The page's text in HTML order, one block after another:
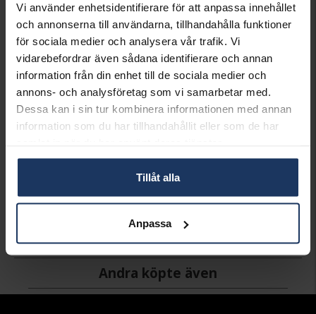
Vi använder enhetsidentifierare för att anpassa innehållet
och annonserna till användarna, tillhandahålla funktioner
för sociala medier och analysera vår trafik. Vi
vidarebefordrar även sådana identifierare och annan
information från din enhet till de sociala medier och
annons- och analysföretag som vi samarbetar med.
Dessa kan i sin tur kombinera informationen med annan
information som du har tillhandahållit eller som de har
Tillåt alla
Anpassa
Presentinslagning
+29:-
SLUTSÅLD - KONTAKTA BUTIK
FÖR LAGERSALDO
Lagervara.
Leveranstid 2-5 arbetsdagar.
Öppet köp i 30 dagar vid onlineköp.
INFO
VARUMÄRKE
Pilgrim
Aglaia
Andra köpte även